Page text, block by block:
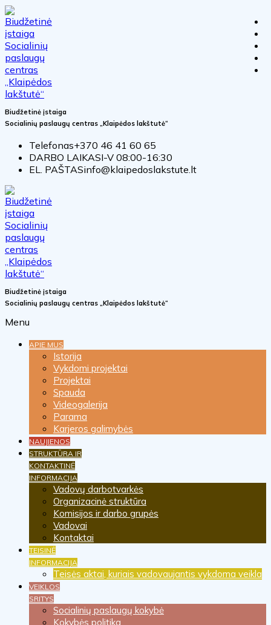
Biudžetinė įstaiga
Socialinių paslaugų centras „Klaipėdos lakštutė“
Telefonas+370 46 41 60 65
DARBO LAIKASI-V 08:00-16:30
EL. PAŠTASinfo@klaipedoslakstute.lt
Biudžetinė įstaiga
Socialinių paslaugų centras „Klaipėdos lakštutė“
Menu
APIE MUS
Istorija
Vykdomi projektai
Projektai
Spauda
Videogalerija
Parama
Karjeros galimybės
NAUJIENOS
STRUKTŪRA IR
KONTAKTINĖ
INFORMACIJA
Vadovų darbotvarkės
Organizacinė struktūra
Komisijos ir darbo grupės
Vadovai
Kontaktai
TEISINĖ
INFORMACIJA
Teisės aktai, kuriais vadovaujantis vykdoma veikla
VEIKLOS
SRITYS
Socialinių paslaugų kokybė
Kokybės politika